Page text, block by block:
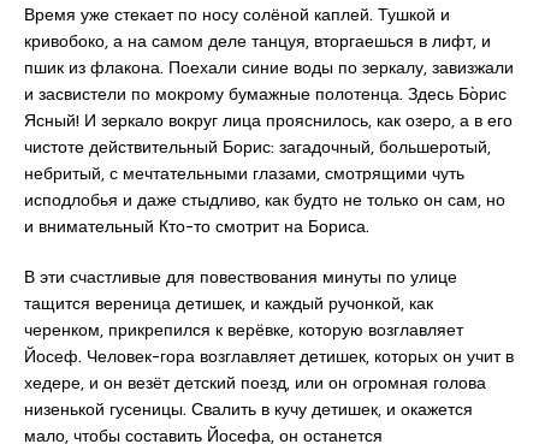
Время уже стекает по носу солёной каплей. Тушкой и
кривобоко, а на самом деле танцуя, вторгаешься в лифт, и
пшик из флакона. Поехали синие воды по зеркалу, завизжали
и засвистели по мокрому бумажные полотенца. Здесь Бо̀рис
Ясный! И зеркало вокруг лица прояснилось, как озеро, а в его
чистоте действительный Борис: загадочный, большеротый,
небритый, с мечтательными глазами, смотрящими чуть
исподлобья и даже стыдливо, как будто не только он сам, но
и внимательный Кто-то смотрит на Бориса.
В эти счастливые для повествования минуты по улице
тащится вереница детишек, и каждый ручонкой, как
черенком, прикрепился к верёвке, которую возглавляет
Йосеф. Человек-гора возглавляет детишек, которых он учит в
хедере, и он везёт детский поезд, или он огромная голова
низенькой гусеницы. Свалить в кучу детишек, и окажется
мало, чтобы составить Йосефа, он останется